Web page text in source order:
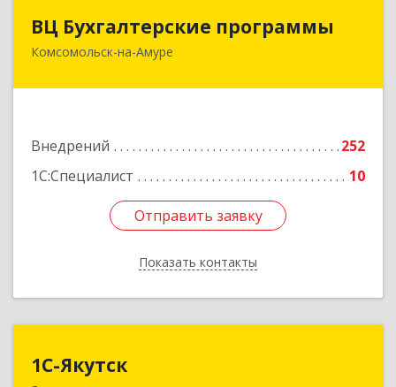
ВЦ Бухгалтерские программы
Комсомольск-на-Амуре
Внедрений
252
1С:Специалист
10
Отправить заявку
Показать контакты
681000, Хабаровский край, Комсомольск-на-
Отправить заявку
Назад
1С-Якутск